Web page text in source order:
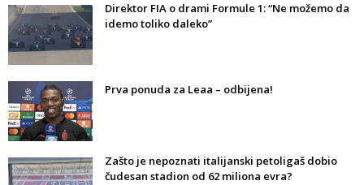
Direktor FIA o drami Formule 1: “Ne možemo da
idemo toliko daleko”
Prva ponuda za Leaa – odbijena!
Zašto je nepoznati italijanski petoligaš dobio
čudesan stadion od 62 miliona evra?